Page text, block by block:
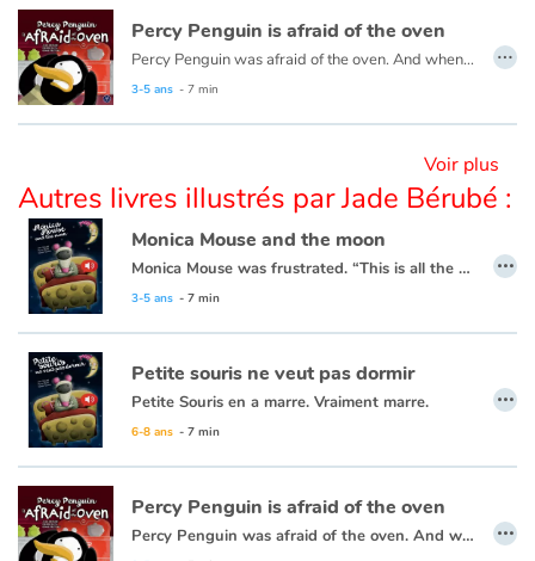
Activités et ateliers
Apprendre les langues
Nos listes de lecture
Les plus lus
Coups de coeur
Percy Penguin is afraid of the oven
Percy Penguin was afraid of the oven. And when his friends come, they were also afraid of the oven... But why?
This book is also available in French:
3-5 ans - 7 min
…
Voir plus
Autres livres illustrés par Jade Bérubé :
Monica Mouse and the moon
Monica Mouse was frustrated. “This is all the moon’s fault!” she thought...
This book is also available in French:
3-5 ans - 7 min
…
Petite souris ne veut pas dormir
Petite Souris en a marre. Vraiment marre.
Ce livre est aussi disponible en anglais :Monica Mouse and the moon
6-8 ans - 7 min
…
Percy Penguin is afraid of the oven
Percy Penguin was afraid of the oven. And when his friends come, they were also afraid of the oven... But why?
…